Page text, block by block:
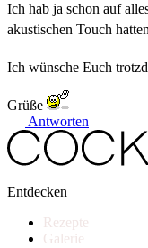
Ich hab ja schon auf
akustischen Touch
Ich wünsche Euch
Grüße
Antworten
Entdecken
Rezepte
Galerie